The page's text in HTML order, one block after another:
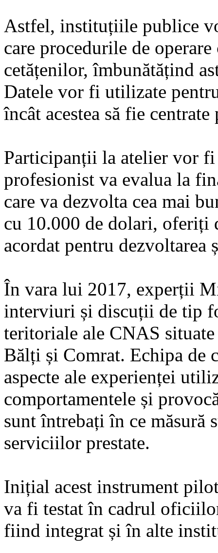
Astfel, instituțiile publice
care procedurile de
cetățenilor, îmbunătățind
Datele vor fi utilizate
încât acestea să fie
Participanții la atelier vor
profesionist va evalua la
care va dezvolta cea mai
cu 10.000 de dolari,
acordat pentru dezvoltarea
În vara lui 2017, experții
interviuri și discuții de tip
teritoriale ale CNAS
Bălți și Comrat. Echipa de
aspecte ale experienței
comportamentele și
sunt întrebați în ce măsură
serviciilor prestate.
Inițial acest instrument
va fi testat în cadrul
fiind integrat și în alte